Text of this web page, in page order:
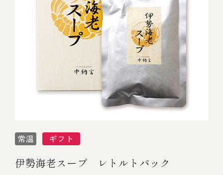
伊勢海老スープ レトルトパック